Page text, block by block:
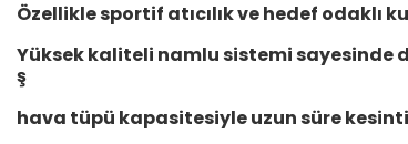
Özellikle sportif atıcılık ve hedef odaklı
Yüksek kaliteli namlu sistemi sayesinde
ş
hava tüpü kapasitesiyle uzun süre